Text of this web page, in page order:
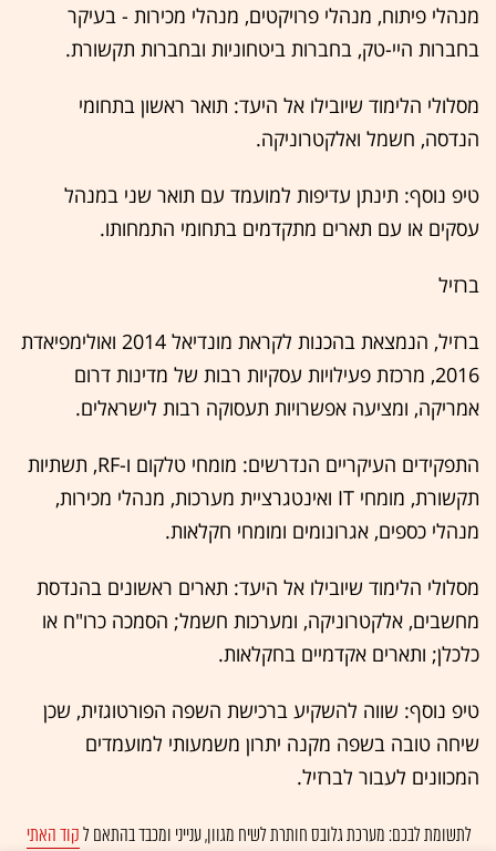
מנהלי פיתוח, מנהלי פרויקטים, מנהלי מכירות - בעיקר
בחברות היי-טק, בחברות ביטחוניות ובחברות תקשורת.
מסלולי הלימוד שיובילו אל היעד: תואר ראשון בתחומי
הנדסה, חשמל ואלקטרוניקה.
טיפ נוסף: תינתן עדיפות למועמד עם תואר שני במנהל
עסקים או עם תארים מתקדמים בתחומי התמחותו.
ברזיל
ברזיל, הנמצאת בהכנות לקראת מונדיאל 2014 ואולימפיאדת
2016, מרכזת פעילויות עסקיות רבות של מדינות דרום
אמריקה, ומציעה אפשרויות תעסוקה רבות לישראלים.
התפקידים העיקריים הנדרשים: מומחי טלקום ו-RF, תשתיות
תקשורת, מומחי IT ואינטגרציית מערכות, מנהלי מכירות,
מנהלי כספים, אגרונומים ומומחי חקלאות.
מסלולי הלימוד שיובילו אל היעד: תארים ראשונים בהנדסת
מחשבים, אלקטרוניקה, ומערכות חשמל; הסמכה כרו"ח או
כלכלן; ותארים אקדמיים בחקלאות.
טיפ נוסף: שווה להשקיע ברכישת השפה הפורטוגזית, שכן
שיחה טובה בשפה מקנה יתרון משמעותי למועמדים
המכוונים לעבור לברזיל.
לתשומת לבכם: מערכת גלובס חותרת לשיח מגוון, ענייני ומכבד בהתאם לקוד האתי